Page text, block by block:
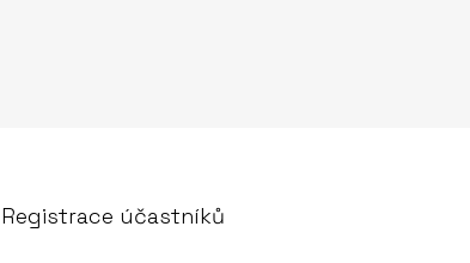
Registrace účastníků